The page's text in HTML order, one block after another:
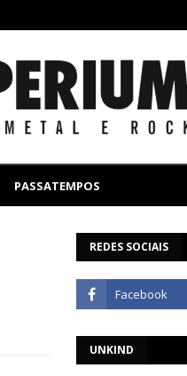
PASSATEMPOS
REDES SOCIAIS
UNKIND